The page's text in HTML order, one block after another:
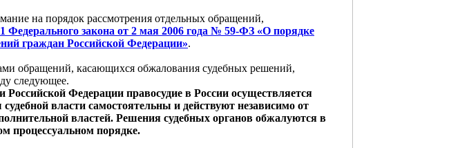
на порядок рассмотрения отдельных обращений,
Федерального закона от 2 мая 2006 года № 59-ФЗ «О порядке
граждан Российской Федерации».
обращений, касающихся обжалования судебных решений,
следующее.
Российской Федерации правосудие в России осуществляется
власти самостоятельны и действуют независимо от
властей. Решения судебных органов обжалуются в
процессуальном порядке.